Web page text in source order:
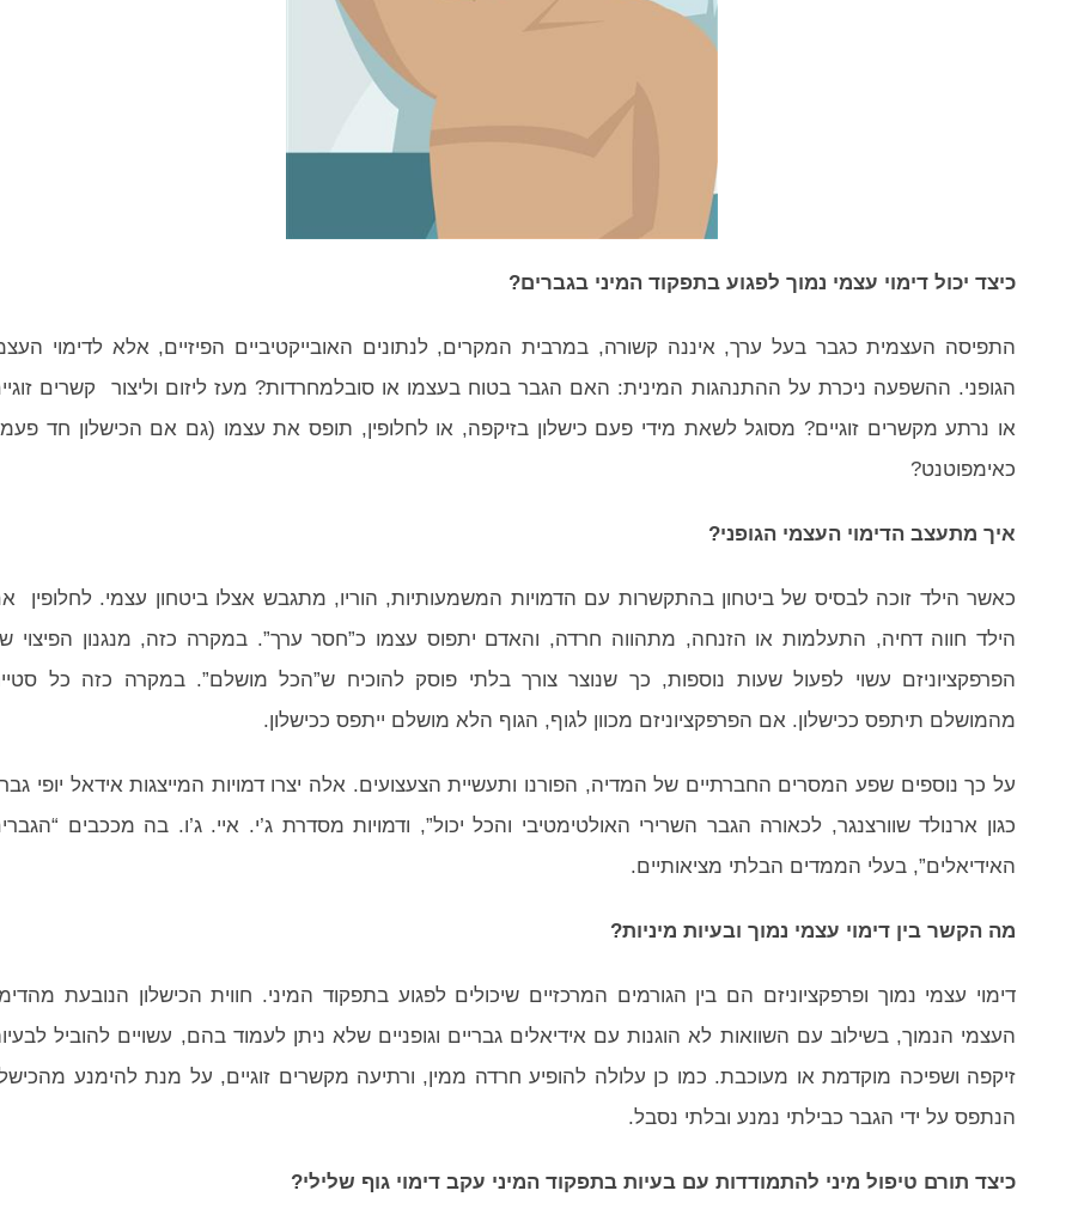
כיצד יכול דימוי עצמי נמוך לפגוע בתפקוד המיני בגברים?
התפיסה העצמית כגבר בעל ערך, איננה קשורה, במרבית המקרים, לנתונים האובייקטיביים הפיזיים, אלא לדימוי
הגופני. ההשפעה ניכרת על ההתנהגות המינית: האם הגבר בטוח בעצמו או סובלמחרדות? מעז ליזום וליצור קשרים
או נרתע מקשרים זוגיים? מסוגל לשאת מידי פעם כישלון בזיקפה, או לחלופין, תופס את עצמו (גם אם הכישלון חד
כאימפוטנט?
איך מתעצב הדימוי העצמי הגופני?
כאשר הילד זוכה לבסיס של ביטחון בהתקשרות עם הדמויות המשמעותיות, הוריו, מתגבש אצלו ביטחון עצמי. לחלופין
הילד חווה דחיה, התעלמות או הזנחה, מתהווה חרדה, והאדם יתפוס עצמו כ”חסר ערך”. במקרה כזה, מנגנון הפיצוי
הפרפקציוניזם עשוי לפעול שעות נוספות, כך שנוצר צורך בלתי פוסק להוכיח ש”הכל מושלם”. במקרה כזה כל
מהמושלם תיתפס ככישלון. אם הפרפקציוניזם מכוון לגוף, הגוף הלא מושלם ייתפס ככישלון.
על כך נוספים שפע המסרים החברתיים של המדיה, הפורנו ותעשיית הצעצועים. אלה יצרו דמויות המייצגות אידאל יופי
כגון ארנולד שוורצנגר, לכאורה הגבר השרירי האולטימטיבי והכל יכול”, ודמויות מסדרת ג’י. איי. ג’ו. בה מככבים
האידיאלים”, בעלי הממדים הבלתי מציאותיים.
מה הקשר בין דימוי עצמי נמוך ובעיות מיניות?
דימוי עצמי נמוך ופרפקציוניזם הם בין הגורמים המרכזיים שיכולים לפגוע בתפקוד המיני. חווית הכישלון הנובעת
העצמי הנמוך, בשילוב עם השוואות לא הוגנות עם אידיאלים גבריים וגופניים שלא ניתן לעמוד בהם, עשויים להוביל
זיקפה ושפיכה מוקדמת או מעוכבת. כמו כן עלולה להופיע חרדה ממין, ורתיעה מקשרים זוגיים, על מנת להימנע
הנתפס על ידי הגבר כבילתי נמנע ובלתי נסבל.
כיצד תורם טיפול מיני להתמודדות עם בעיות בתפקוד המיני עקב דימוי גוף שלילי?